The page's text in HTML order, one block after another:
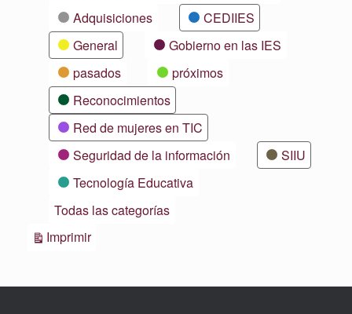
Adquisiciones
CEDIIES
General
Gobierno en las IES
pasados
próximos
Reconocimientos
Red de mujeres en TIC
Seguridad de la información
SIIU
Tecnología Educativa
Todas las categorías
ImprimirVistas